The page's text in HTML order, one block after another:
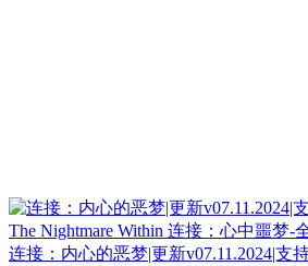
连接：内心的恶梦|更新v07.11.2024|支